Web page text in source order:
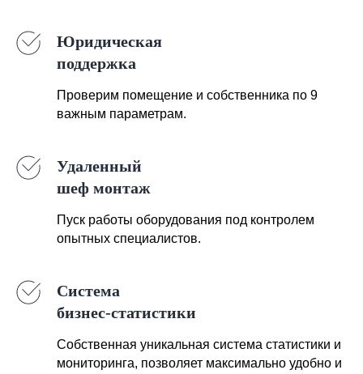
Юридическая
поддержка
Проверим помещение и собственника по 9
важным параметрам.
Удаленный
шеф монтаж
Пуск работы оборудования под контролем
опытных специалистов.
Система
бизнес-статистики
Собственная уникальная система статистики и
мониторинга, позволяет максимально удобно и